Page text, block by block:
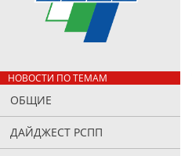
НОВОСТИ ПО ТЕМАМ
ОБЩИЕ
ДАЙДЖЕСТ РСПП